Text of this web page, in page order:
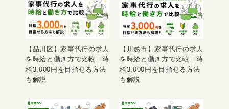
【品川区】家事代行の求人
を時給と働き方で比較｜時
給3,000円を目指せる方法
も解説
【川越市】家事代行の求人
を時給と働き方で比較｜時
給3,000円を目指せる方法
も解説